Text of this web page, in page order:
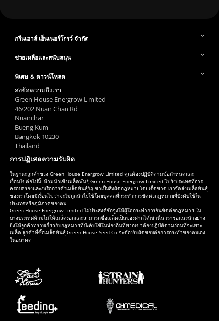
กรีนเฮาส์ เอ็นเนอร์โกรว์ จำกัด
ช่วยเหลือและสนับสนุน
พิเศษ & ดาวน์โหลด
ส่งข้อความถึงเรา
Green House Energrow Limited
46/202 Nuan Chan Rd
Nuanchan
Bueng Kum
Bangkok 10230
Thailand
การปฏิเสธความรับผิด
ในฐานะลูกค้าของ Green House Energrow Limited คุณต้องปฏิบัติตามข้อกำหนดและ
เงื่อนไขต่อไปนี้: ห้ามนำเข้าเมล็ดพันธุ์ Green House Energrow Limited ไปยังประเทศที่การ
ครอบครองและ/หรือการค้าเมล็ดพันธุ์กัญชาเป็นสิ่งผิดกฎหมายโดยเด็ดขาด เราจัดส่งเมล็ดพันธุ์
ของเราโดยมีเงื่อนไขว่าจะไม่ถูกนำไปใช้โดยบุคคลที่กระทำการขัดต่อกฎหมายที่บังคับใช้ใน
ประเทศหรือภูมิภาคของตน
Green House Energrow Limited ไม่ประสงค์ชักจูงให้ผู้ใดกระทำการอันขัดต่อกฎหมาย ใน
บางประเทศห้ามไม่ให้เมล็ดงอกและสามารถซื้อเมล็ดเป็นของฝากได้เท่านั้น เราขอแนะนำอย่าง
ยิ่งให้ลูกค้าทราบเกี่ยวกับกฎหมายที่บังคับใช้ในท้องถิ่นที่พวกเขาต้องปฏิบัติตามก่อนที่จะเพาะ
เมล็ด ลูกค้าที่ซื้อเมล็ดพันธุ์ Green House Seed Co จะต้องรับผิดชอบต่อการกระทำของตนเอง
ในอนาคต